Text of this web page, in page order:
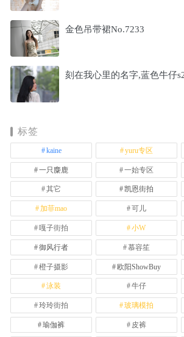
金色吊带裙No.7233
刻在我心里的名字,蓝色牛仔
标签
kaine yuru专区
一只麋鹿 一始专区
其它 凯恩街拍
加菲mao 可儿
嘎子街拍 小W
御风行者 慕容笙
橙子摄影 欧阳ShowBuy
泳装 牛仔
玲玲街拍 玻璃模拍
瑜伽裤 皮裤